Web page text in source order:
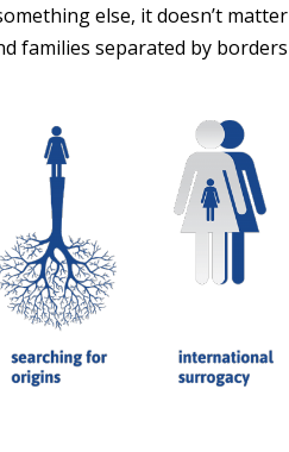
else, it doesn’t matter!
families separated by borders.